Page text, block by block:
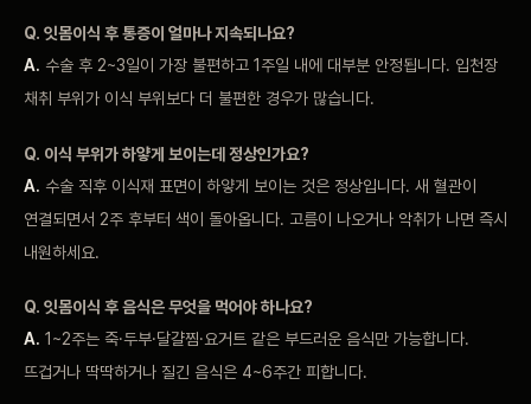
Q. 잇몸이식 후 통증이 얼마나지속되나요?
A. 수술 후 2~3일이 가장 불편하고 1주일 내에 대부분 안정됩니다. 입천장
채취 부위가 이식 부위보다 더 불편한 경우가 많습니다.
Q. 이식 부위가 하얗게 보이는데 정상인가요?
A. 수술 직후 이식재 표면이 하얗게 보이는 것은 정상입니다. 새 혈관이
연결되면서 2주 후부터 색이 돌아옵니다. 고름이 나오거나 악취가 나면 즉시
내원하세요.
Q. 잇몸이식 후 음식은 무엇을 먹어야 하나요?
A. 1~2주는 죽·두부·달걀찜·요거트 같은 부드러운 음식만 가능합니다.
뜨겁거나 딱딱하거나 질긴 음식은 4~6주간 피합니다.